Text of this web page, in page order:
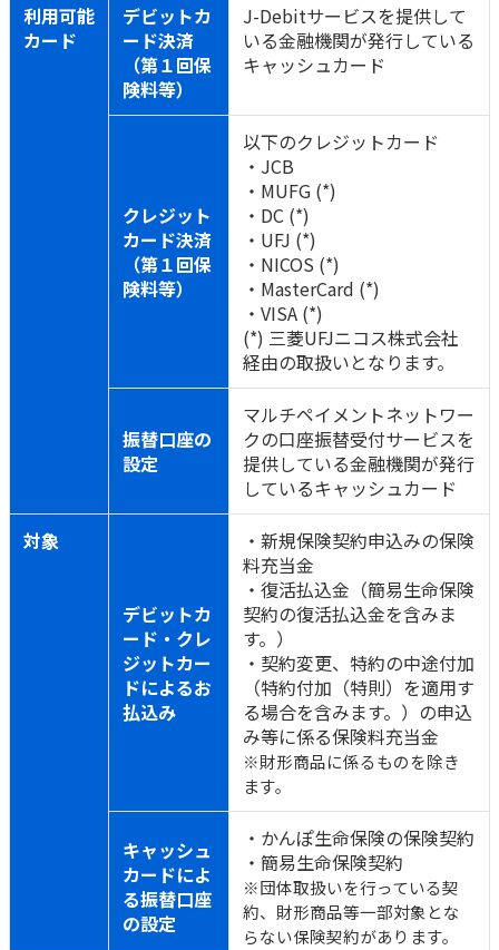
利用可能
カード
デビットカ
ード決済
（第１回保
険料等）
J-Debitサービスを提供して
いる金融機関が発行している
キャッシュカード
クレジット
カード決済
（第１回保
険料等）
以下のクレジットカード
・JCB
・MUFG (*)
・DC (*)
・UFJ (*)
・NICOS (*)
・MasterCard (*)
・VISA (*)
(*) 三菱UFJニコス株式会社
経由の取扱いとなります。
振替口座の
設定
マルチペイメントネットワー
クの口座振替受付サービスを
提供している金融機関が発行
しているキャッシュカード
対象
デビットカ
ード・クレ
ジットカー
ドによるお
払込み
・新規保険契約申込みの保険
料充当金
・復活払込金（簡易生命保険
契約の復活払込金を含みま
す。）
・契約変更、特約の中途付加
（特約付加（特則）を適用す
る場合を含みます。）の申込
み等に係る保険料充当金
※財形商品に係るものを除き
ます。
キャッシュ
カードによ
る振替口座
の設定
・かんぽ生命保険の保険契約
・簡易生命保険契約
※団体取扱いを行っている契
約、財形商品等一部対象とな
らない保険契約があります。